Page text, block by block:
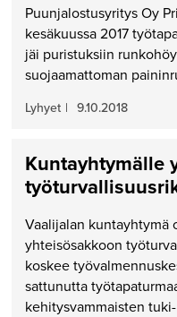
Puunjalostusyritys Oy
kesäkuussa 2017
jäi puristuksiin
suojaamattoman
Lyhyet | 9.10.2018
Kuntayhtymälle
Vaalijalan
yhteisösakkoon
koskee
sattunutta
kehitysvammaisten